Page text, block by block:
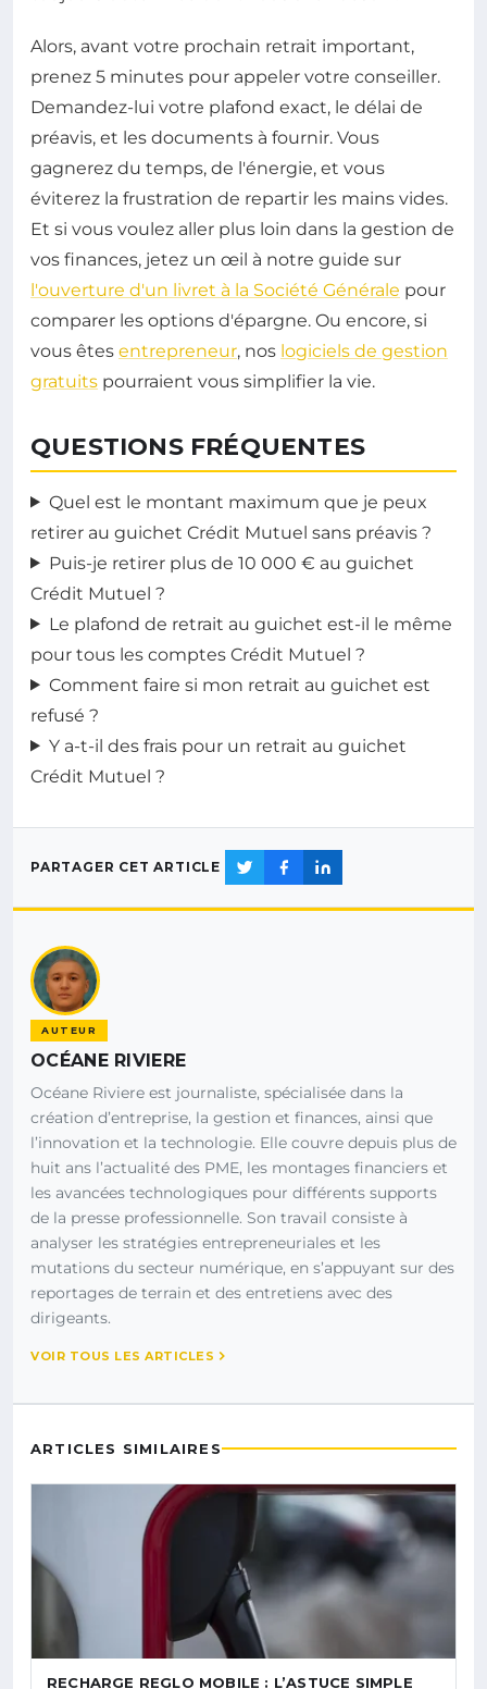
Alors, avant votre prochain retrait important,
prenez 5 minutes pour appeler votre conseiller.
Demandez-lui votre plafond exact, le délai de
préavis, et les documents à fournir. Vous
gagnerez du temps, de l'énergie, et vous
éviterez la frustration de repartir les mains vides.
Et si vous voulez aller plus loin dans la gestion de
vos finances, jetez un œil à notre guide sur
l'ouverture d'un livret à la Société Générale pour
comparer les options d'épargne. Ou encore, si
vous êtes entrepreneur, nos logiciels de gestion
gratuits pourraient vous simplifier la vie.
QUESTIONS FRÉQUENTES
Quel est le montant maximum que je peux
retirer au guichet Crédit Mutuel sans préavis ?
Puis-je retirer plus de 10 000 € au guichet
Crédit Mutuel ?
Le plafond de retrait au guichet est-il le même
pour tous les comptes Crédit Mutuel ?
Comment faire si mon retrait au guichet est
refusé ?
Y a-t-il des frais pour un retrait au guichet
Crédit Mutuel ?
PARTAGER CET ARTICLE
AUTEUR
OCÉANE RIVIERE
Océane Riviere est journaliste, spécialisée dans la
création d’entreprise, la gestion et finances, ainsi que
l’innovation et la technologie. Elle couvre depuis plus de
huit ans l’actualité des PME, les montages financiers et
les avancées technologiques pour différents supports
de la presse professionnelle. Son travail consiste à
analyser les stratégies entrepreneuriales et les
mutations du secteur numérique, en s’appuyant sur des
reportages de terrain et des entretiens avec des
dirigeants.
VOIR TOUS LES ARTICLES
ARTICLES SIMILAIRES
RECHARGE REGLO MOBILE : L’ASTUCE SIMPLE